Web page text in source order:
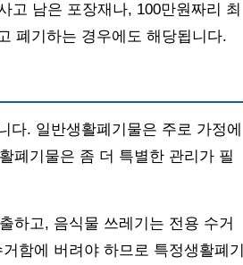
고 남은 포장재나, 100만원짜리 최
폐기하는 경우에도 해당됩니다.
다. 일반생활폐기물은 주로 가정에
폐기물은 좀 더 특별한 관리가 필
하고, 음식물 쓰레기는 전용 수거
함에 버려야 하므로 특정생활폐기